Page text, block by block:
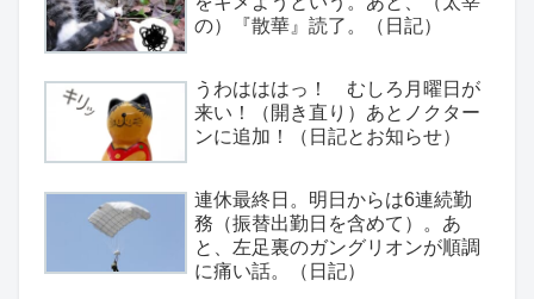
の）『散華』読了。（日記）
うわはははっ！ むしろ月曜日が
来い！（開き直り）あとノクター
ンに追加！（日記とお知らせ）
連休最終日。明日からは6連続勤
務（振替出勤日を含めて）。あ
と、左足裏のガングリオンが順調
に痛い話。（日記）